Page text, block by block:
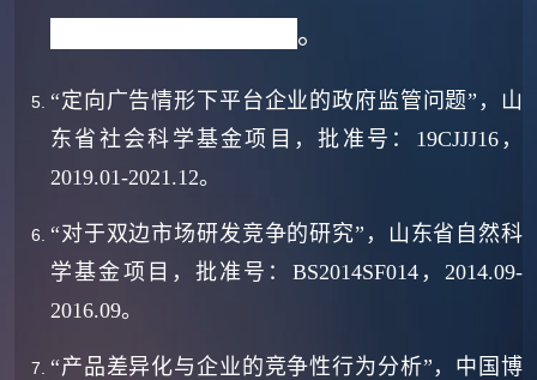
2020.12-2025.12。
“定向广告情形下平台企业的政府监管问题” ，山
东省社会科学基金项目，批准号： 19CJJJ16，
2019.01-2021.12。
“对于双边市场研发竞争的研究” ，山东省自然科
学基金项目，批准号： BS2014SF014， 2014.09-
2016.09。
“产品差异化与企业的竞争性行为分析” ，中国博